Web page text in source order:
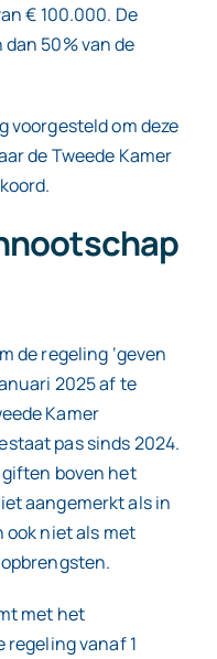
€ 100.000. De
50% van de
voorgesteld om deze
de Tweede Kamer
de regeling ‘geven
2025 af te
Kamer
pas sinds 2024.
boven het
aangemerkt als in
ook niet als met
met het
regeling vanaf 1